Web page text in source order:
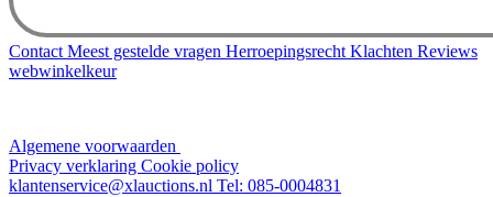
Contact Meest gestelde vragen Herroepingsrecht Klachten Reviews
webwinkelkeur
Algemene voorwaarden
Privacy verklaring Cookie policy
klantenservice@xlauctions.nl Tel: 085-0004831